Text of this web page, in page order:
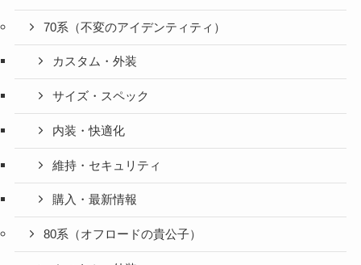
70系（不変のアイデンティティ）
カスタム・外装
サイズ・スペック
内装・快適化
維持・セキュリティ
購入・最新情報
80系（オフロードの貴公子）